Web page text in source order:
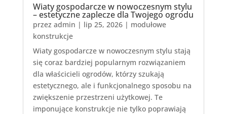
Wiaty gospodarcze w nowoczesnym stylu
– estetyczne zaplecze dla Twojego ogrodu
przez admin | lip 25, 2026| modułowe
konstrukcje
Wiaty gospodarcze w nowoczesnym stylu stają
się coraz bardziej popularnym rozwiązaniem
dla właścicieli ogrodów, którzy szukają
estetycznego, ale i funkcjonalnego sposobu na
zwiększenie przestrzeni użytkowej. Te
imponujące konstrukcje nie tylko poprawiają